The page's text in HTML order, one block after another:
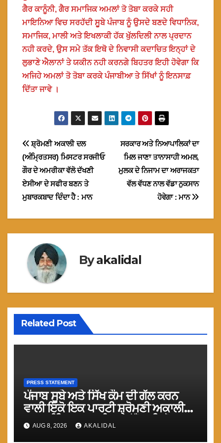
ਗੈਰ ਕਾਨੂੰਨੀ, ਗੈਰ ਸਮਾਜਿਕ ਅਮਲਾਂ ਤੋ ਤੋਬਾ ਕਰਕੇ ਸਹੀ
ਮਾਇਨਿਆ ਵਿਚ ਸਰਹੱਦੀ ਸੂਬੇ ਪੰਜਾਬ ਨੂੰ ਉਸਦੇ ਬਣਦੇ ਵਿਧਾਨਿਕ,
ਸਮਾਜਿਕ, ਮਾਲੀ ਅਤੇ ਇਖਲਾਕੀ ਹੱਕ ਖੁੱਲਦਿਲੀ ਨਾਲ ਪ੍ਰਦਾਨ
ਨਹੀ ਕਰਦੇ, ਉਸ ਸਮੇ ਤੱਕ ਇਥੋ ਦੇ ਨਿਵਾਸੀ ਕਦਾਚਿਤ ਇਨ੍ਹਾਂ ਦੇ
ਲੁਭਾਣੇ ਐਲਾਨਾਂ ਤੇ ਯਕੀਨ ਨਹੀ ਕਰਨਗੇ ਬਿਹਤਰ ਇਹੀ ਹੋਵੇਗਾ ਕਿ
ਅਜਿਹੇ ਅਮਲਾਂ ਤੋ ਤੋਬਾ ਕਰਕੇ ਪੰਜਾਬੀਆ ਤੇ ਸਿੱਖਾਂ ਨੂੰ ਇਨਸਾਫ਼
ਦਿੱਤਾ ਜਾਵੇ ।
Post
navigation
ਸਰਕਾਰ ਅਤੇ ਨਿਆਪਾਲਿਕਾਂ ਦਾ
ਮਿਲ ਜਾਣਾ ਤਾਨਾਸਾਹੀ ਅਮਲ,
ਮੁਲਕ ਦੇ ਨਿਜਾਮ ਦਾ ਅਰਾਜਕਤਾ
ਵੱਲ ਵੱਧਣ ਨਾਲ ਵੱਡਾ ਨੁਕਸਾਨ
ਹੋਵੇਗਾ : ਮਾਨ
ਸ਼੍ਰੋਮਣੀ ਅਕਾਲੀ ਦਲ
(ਅੰਮ੍ਰਿਤਸਰ) ਮਿਸਟਰ ਸਰਜੀਓ
ਗੌਰ ਦੇ ਅਮਰੀਕਾ ਵੱਲੋ ਦੱਖਣੀ
ਏਸੀਆ ਦੇ ਸਫੀਰ ਬਣਨ ਤੇ
ਮੁਬਾਰਕਬਾਦ ਦਿੰਦਾ ਹੈ : ਮਾਨ
Byakalidal
Related Post
PRESS STATEMENT
ਪੰਜਾਬ ਸੂਬੇ ਅਤੇ ਸਿੱਖ ਕੌਮ ਦੀ ਗੱਲ ਕਰਨ
ਵਾਲੀ ਇਕੋ ਇਕ ਪਾਰਟੀ ਸ਼੍ਰੋਮਣੀ ਅਕਾਲੀ
ਦਲ (ਅੰਮ੍ਰਿਤਸਰ) ਨੂੰ ਹਰ ਪੱਖੋ ਸਹਿਯੋਗ
ਕੀਤਾ ਜਾਵੇ : ਮਾਨ
AUG 8, 2026 AKALIDAL